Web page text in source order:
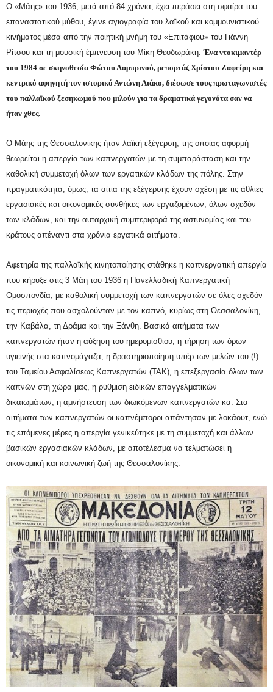
Ο «Μάης» του 1936, μετά από 84 χρόνια, έχει περάσει στη σφαίρα του
επαναστατικού μύθου, έγινε αγιογραφία του λαϊκού και κομμουνιστικού
κινήματος μέσα από την ποιητική μνήμη του «Επιτάφιου» του Γιάννη
Ρίτσου και τη μουσική έμπνευση του Μίκη Θεοδωράκη. Ένα ντοκιμαντέρ
του 1984 σε σκηνοθεσία Φώτου Λαμπρινού, ρεπορτάζ Χρίστου Ζαφείρη και
κεντρικό αφηγητή τον ιστορικό Αντώνη Λιάκο, διέσωσε τους πρωταγωνιστές
του παλλαϊκού ξεσηκωμού που μιλούν για τα δραματικά γεγονότα σαν να
ήταν χθες.
Ο Μάης της Θεσσαλονίκης ήταν λαϊκή εξέγερση, της οποίας αφορμή
θεωρείται η απεργία των καπνεργατών με τη συμπαράσταση και την
καθολική συμμετοχή όλων των εργατικών κλάδων της πόλης. Στην
πραγματικότητα, όμως, τα αίτια της εξέγερσης έχουν σχέση με τις άθλιες
εργασιακές και οικονομικές συνθήκες των εργαζομένων, όλων σχεδόν
των κλάδων, και την αυταρχική συμπεριφορά της αστυνομίας και του
κράτους απέναντι στα χρόνια εργατικά αιτήματα.
Αφετηρία της παλλαϊκής κινητοποίησης στάθηκε η καπνεργατική απεργία
που κήρυξε στις 3 Μάη του 1936 η Πανελλαδική Καπνεργατική
Ομοσπονδία, με καθολική συμμετοχή των καπνεργατών σε όλες σχεδόν
τις περιοχές που ασχολούνταν με τον καπνό, κυρίως στη Θεσσαλονίκη,
την Καβάλα, τη Δράμα και την Ξάνθη. Βασικά αιτήματα των
καπνεργατών ήταν η αύξηση του ημερομίσθιου, η τήρηση των όρων
υγιεινής στα καπνομάγαζα, η δραστηριοποίηση υπέρ των μελών του (!)
του Ταμείου Ασφαλίσεως Καπνεργατών (ΤΑΚ), η επεξεργασία όλων των
καπνών στη χώρα μας, η ρύθμιση ειδικών επαγγελματικών
δικαιωμάτων, η αμνήστευση των διωκόμενων καπνεργατών κα. Στα
αιτήματα των καπνεργατών οι καπνέμποροι απάντησαν με λοκάουτ, ενώ
τις επόμενες μέρες η απεργία γενικεύτηκε με τη συμμετοχή και άλλων
βασικών εργασιακών κλάδων, με αποτέλεσμα να τελματώσει η
οικονομική και κοινωνική ζωή της Θεσσαλονίκης.